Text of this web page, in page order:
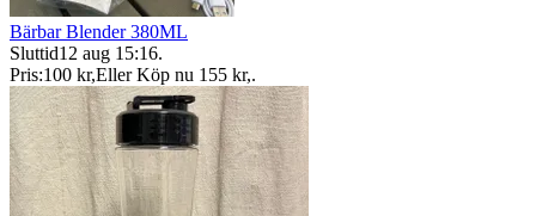
Bärbar Blender 380ML
Sluttid12 aug 15:16.
Pris:100 kr,Eller Köp nu 155 kr,.